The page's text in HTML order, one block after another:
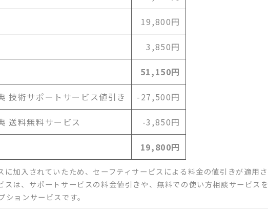
19,800円
3,850円
51,150円
技術サポートサービス値引き -27,500円
送料無料サービス -3,850円
19,800円
に加入されていたため、セーフティサービスによる料金の値引きが適用さ
スは、サポートサービスの料金値引きや、無料での使い方相談サービスを
ョンサービスです。